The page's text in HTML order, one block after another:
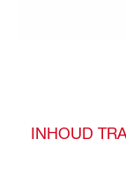
INHOUD